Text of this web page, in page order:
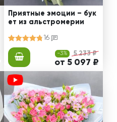
Приятные эмоции – бук
ет из альстромерии
16
-3% 5 233 ₽
от 5 097 ₽